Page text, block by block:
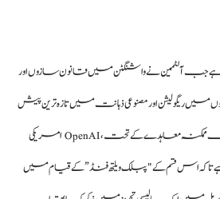
رہے جبآلٹمیننے واشنگٹن میں قانون سازوں اور
ریگولیشن اور مصنوعی ذہانت میں تازہ ترین پیش
رفت پر توجہ مرکوز رہی۔ ایک ممکنہ معاہدے کے تحت، OpenAI امریکی
تاکہ اس قسم کے "پبلک ویلتھ فنڈ” کے قیام میں